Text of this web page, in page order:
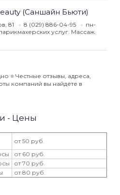
(Саншайн Бьюти)
81 8 (029) 886-04-95
пн-
услуг. Массаж.
⭐️ Честные отзывы, адреса,
компаний вы найдёте в
- Цены
от 50 руб.
от 60 руб.
от 70 руб.
от 80 руб.